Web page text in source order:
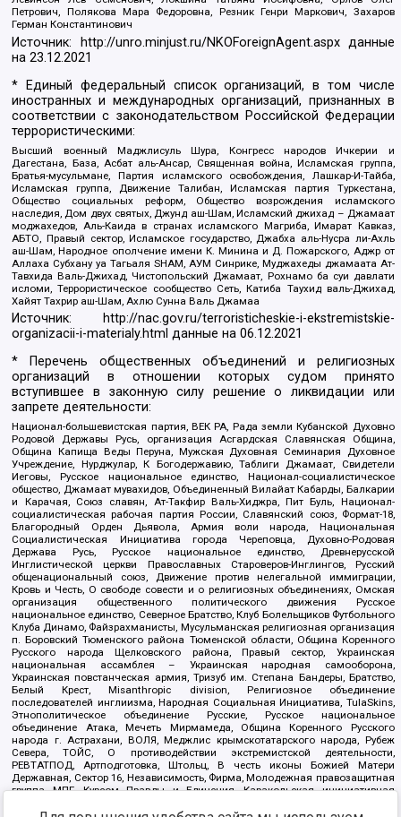
Петрович, Полякова Мара Федоровна, Резник Генри Маркович, Захаров
Герман Константинович
Источник: http://unro.minjust.ru/NKOForeignAgent.aspxданные
на23.12.2021
* Единый федеральный список организаций, в том числе
иностранных и международных организаций, признанных в
соответствии с законодательством Российской Федерации
террористическими:
Высший военный Маджлисуль Шура, Конгресс народов Ичкерии и
Дагестана, База, Асбат аль-Ансар, Священная война, Исламская группа,
Братья-мусульмане, Партия исламского освобождения, Лашкар-И-Тайба,
Исламская группа, Движение Талибан, Исламская партия Туркестана,
Общество социальных реформ, Общество возрождения исламского
наследия, Дом двух святых, Джунд аш-Шам, Исламский джихад – Джамаат
моджахедов, Аль-Каида в странах исламского Магриба, Имарат Кавказ,
АБТО, Правый сектор, Исламское государство, Джабха аль-Нусра ли-Ахль
аш-Шам, Народное ополчение имени К. Минина и Д. Пожарского, Аджр от
Аллаха Субхану уа Тагьаля SHAM, АУМ Синрике, Муджахеды джамаата Ат-
Тавхида Валь-Джихад, Чистопольский Джамаат, Рохнамо ба суи давлати
исломи, Террористическое сообщество Сеть, Катиба Таухид валь-Джихад,
Хайят Тахрир аш-Шам, Ахлю Сунна Валь Джамаа
Источник:
http://nac.gov.ru/terroristicheskie-i-ekstremistskie-
organizacii-i-materialy.html данные на06.12.2021
* Перечень общественных объединений и религиозных
организаций в отношении которых судом принято
вступившее в законную силу решение о ликвидации или
запрете деятельности:
Национал-большевистская партия, ВЕК РА, Рада земли Кубанской Духовно
Родовой Державы Русь, организация Асгардская Славянская Община,
Община Капища Веды Перуна, Мужская Духовная Семинария Духовное
Учреждение, Нурджулар, К Богодержавию, Таблиги Джамаат, Свидетели
Иеговы, Русское национальное единство, Национал-социалистическое
общество, Джамаат мувахидов, Объединенный Вилайат Кабарды, Балкарии
и Карачая, Союз славян, Ат-Такфир Валь-Хиджра, Пит Буль, Национал-
социалистическая рабочая партия России, Славянский союз, Формат-18,
Благородный Орден Дьявола, Армия воли народа, Национальная
Социалистическая Инициатива города Череповца, Духовно-Родовая
Держава Русь, Русское национальное единство, Древнерусской
Инглистической церкви Православных Староверов-Инглингов, Русский
общенациональный союз, Движение против нелегальной иммиграции,
Кровь и Честь, О свободе совести и о религиозных объединениях, Омская
организация общественного политического движения Русское
национальное единство, Северное Братство, Клуб Болельщиков Футбольного
Клуба Динамо, Файзрахманисты, Мусульманская религиозная организация
п. Боровский Тюменского района Тюменской области, Община Коренного
Русского народа Щелковского района, Правый сектор, Украинская
национальная ассамблея – Украинская народная самооборона,
Украинская повстанческая армия, Тризуб им. Степана Бандеры, Братство,
Белый Крест, Misanthropic division, Религиозное объединение
последователей инглиизма, Народная Социальная Инициатива, TulaSkins,
Этнополитическое объединение Русские, Русское национальное
объединение Атака, Мечеть Мирмамеда, Община Коренного Русского
народа г. Астрахани, ВОЛЯ, Меджлис крымскотатарского народа, Рубеж
Севера, ТОЙС, О противодействии экстремистской деятельности,
РЕВТАТПОД, Артподготовка, Штольц, В честь иконы Божией Матери
Державная, Сектор 16, Независимость, Фирма, Молодежная правозащитная
группа МПГ, Курсом Правды и Единения, Каракольская инициативная